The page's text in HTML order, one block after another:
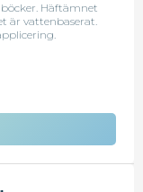
Häftämnet
är vattenbaserat.